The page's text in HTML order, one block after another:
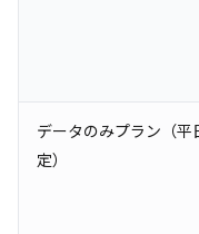
データのみプラン（平
定）